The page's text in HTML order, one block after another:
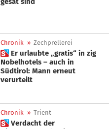
Chronik » Zechprellerei
 Er urlaubte „gratis“ in zig
Nobelhotels – auch in
Südtirol: Mann erneut
verurteilt
Chronik » Trient
 Verdacht der